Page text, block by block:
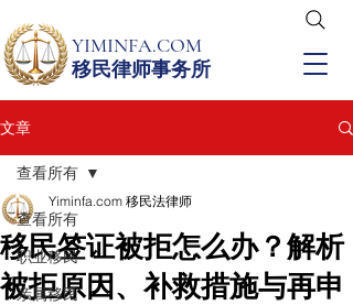
YIMINFA.COM
移民律师事务所
文章
查看所有
职业移民
亲属移民
查看所有
移民签证被拒怎么办？解析
被拒原因、补救措施与再申
Yiminfa.com 移民法律师